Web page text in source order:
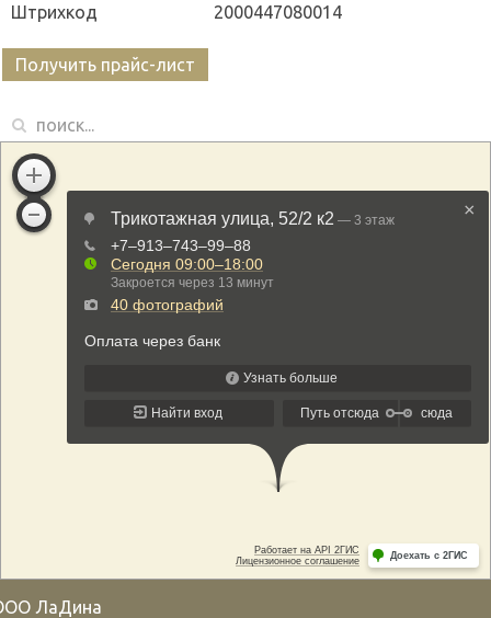
Штрихкод
2000447080014
Получить прайс-лист
ЛаДина